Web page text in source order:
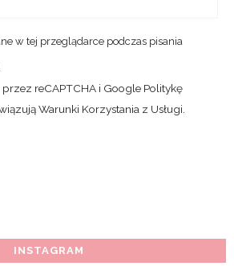
w tej przeglądarce podczas pisania
reCAPTCHA i Google Politykę
Warunki Korzystania z Usługi
INSTAGRAM